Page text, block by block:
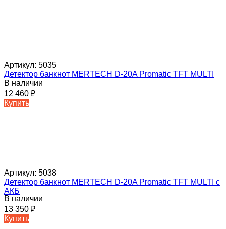
Артикул: 5035
Детектор банкнот MERTECH D-20A Promatic TFT MULTI
В наличии
12 460 ₽
Купить
Артикул: 5038
Детектор банкнот MERTECH D-20A Promatic TFT MULTI с
АКБ
В наличии
13 350 ₽
Купить